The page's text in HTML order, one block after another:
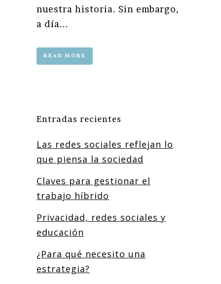
nuestra historia. Sin embargo,
a día...
READ MORE
Entradas recientes
Las redes sociales reflejan lo
que piensa la sociedad
Claves para gestionar el
trabajo híbrido
Privacidad, redes sociales y
educación
¿Para qué necesito una
estrategia?